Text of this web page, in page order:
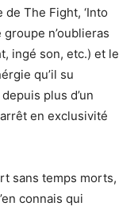
The Fight, ‘Into
n’oublieras
ingé son, etc.) et le
qu’il su
plus d’un
en exclusivité
sans temps morts,
connais qui